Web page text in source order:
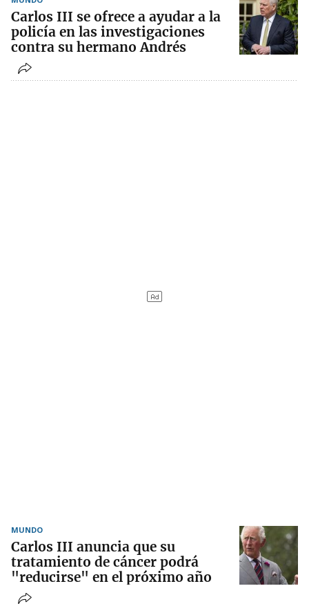
Carlos III se ofrece a ayudar a la
policía en las investigaciones
contra su hermano Andrés
MUNDO
Carlos III anuncia que su
tratamiento de cáncer podrá
"reducirse" en el próximo año